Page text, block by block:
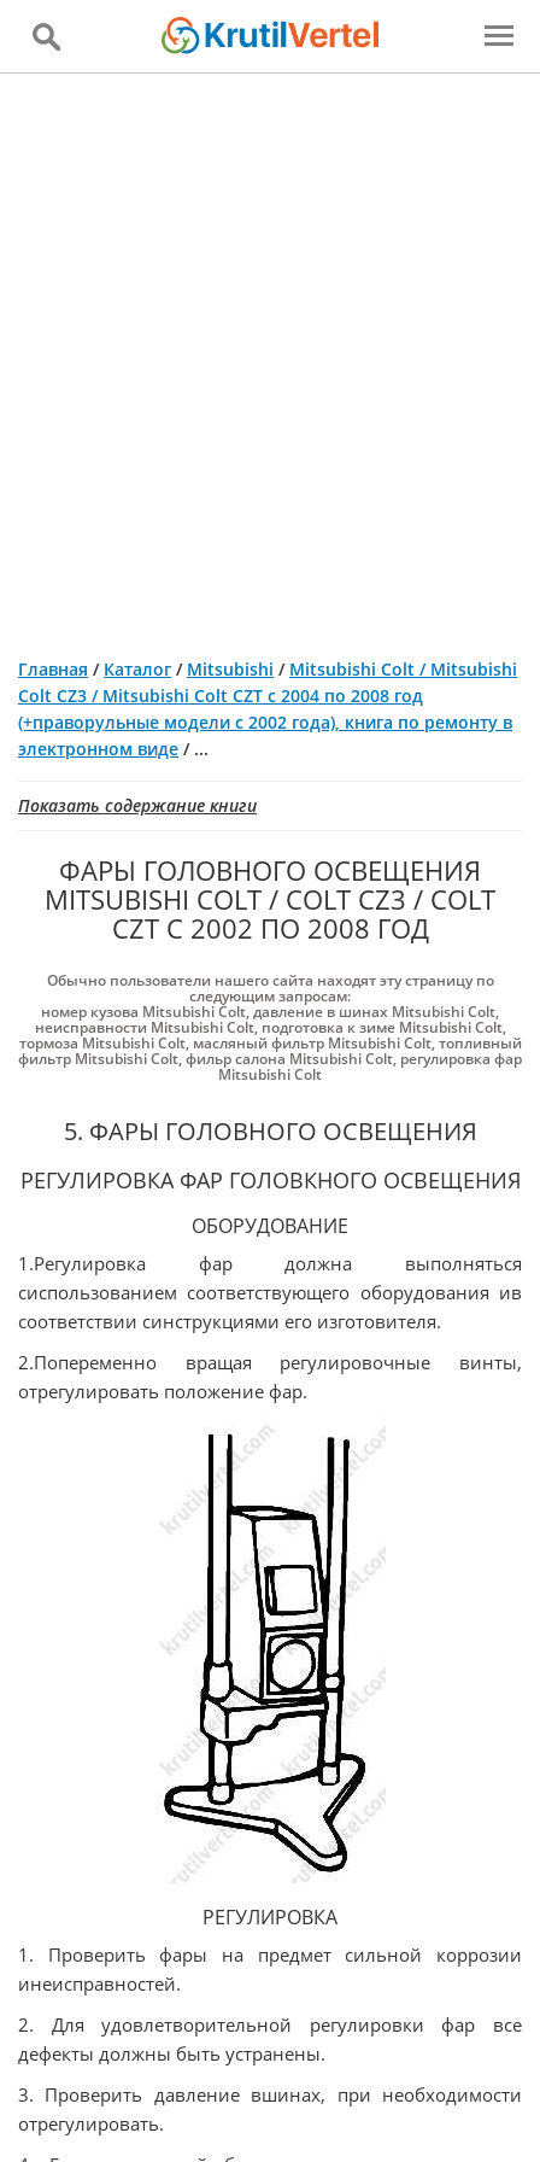
Главная / Каталог / Mitsubishi / Mitsubishi Colt / Mitsubishi
Colt CZ3 / Mitsubishi Colt CZT с 2004 по 2008 год
(+праворульные модели с 2002 года), книга по ремонту в
электронном виде / ...
Показать содержание книги
ФАРЫ ГОЛОВНОГО ОСВЕЩЕНИЯ
MITSUBISHI COLT / COLT CZ3 / COLT
CZT С 2002 ПО 2008 ГОД
Обычно пользователи нашего сайта находят эту страницу по
следующим запросам:
номер кузова Mitsubishi Colt,давление в шинах Mitsubishi Colt,
неисправности Mitsubishi Colt, подготовка к зиме Mitsubishi Colt,
тормоза Mitsubishi Colt, масляный фильтр Mitsubishi Colt,топливный
фильтр Mitsubishi Colt,фильр салона Mitsubishi Colt, регулировка фар
Mitsubishi Colt
5. ФАРЫ ГОЛОВНОГО ОСВЕЩЕНИЯ
РЕГУЛИРОВКА ФАР ГОЛОВКНОГО ОСВЕЩЕНИЯ
ОБОРУДОВАНИЕ
1.Регулировка фар должна выполняться
сиспользованием соответствующего оборудования ив
соответствии синструкциями его изготовителя.
2.Попеременно вращая регулировочные винты,
отрегулировать положение фар.
РЕГУЛИРОВКА
1. Проверить фары на предмет сильной коррозии
инеисправностей.
2. Для удовлетворительной регулировки фар все
дефекты должны быть устранены.
3. Проверить давление вшинах, при необходимости
отрегулировать.